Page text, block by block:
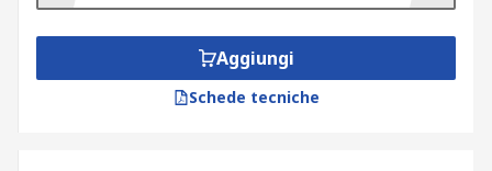
Aggiungi
Schede tecniche